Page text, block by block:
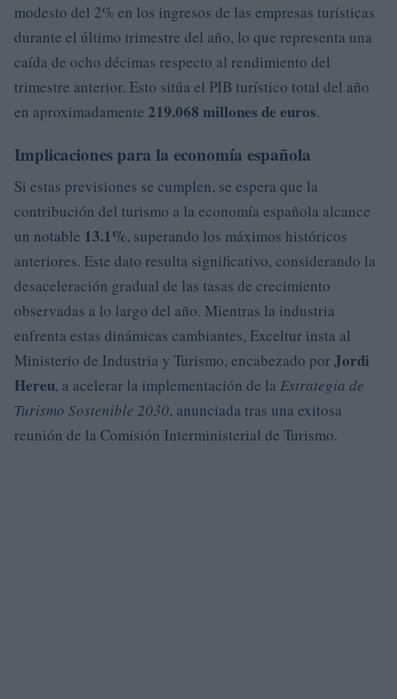
modesto del 2% en los ingresos de las empresas turísticas
durante el último trimestre del año, lo que representa una
caída de ocho décimas respecto al rendimiento del
trimestre anterior. Esto sitúa el PIB turístico total del año
en aproximadamente 219.068 millones de euros.
Implicaciones para la economía española
Si estas previsiones se cumplen, se espera que la
contribución del turismo a la economía española alcance
un notable 13.1%, superando los máximos históricos
anteriores. Este dato resulta significativo, considerando la
desaceleración gradual de las tasas de crecimiento
observadas a lo largo del año. Mientras la industria
enfrenta estas dinámicas cambiantes, Exceltur insta al
Ministerio de Industria y Turismo, encabezado porJordi
Hereu, a acelerar la implementación de la Estrategia de
Turismo Sostenible 2030, anunciada tras una exitosa
reunión de la Comisión Interministerial de Turismo.